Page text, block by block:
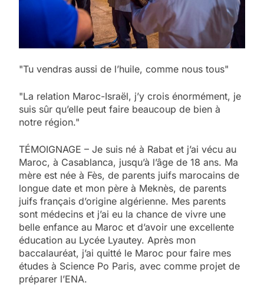
"Tu vendras aussi de l’huile, comme nous tous"
"La relation Maroc-Israël, j’y crois énormément, je
suis sûr qu’elle peut faire beaucoup de bien à
notre région."
TÉMOIGNAGE – Je suis né à Rabat et j’ai vécu au
Maroc, à Casablanca, jusqu’à l’âge de 18 ans. Ma
mère est née à Fès, de parents juifs marocains de
longue date et mon père à Meknès, de parents
juifs français d’origine algérienne. Mes parents
sont médecins et j’ai eu la chance de vivre une
belle enfance au Maroc et d’avoir une excellente
éducation au Lycée Lyautey. Après mon
baccalauréat, j’ai quitté le Maroc pour faire mes
études à Science Po Paris, avec comme projet de
préparer l’ENA.